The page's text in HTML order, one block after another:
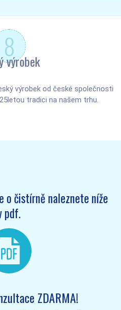
8
výrobek
výrobek od české společnosti
tradici na našem trhu.
o čistírně naleznete níže
pdf.
ZDARMA!